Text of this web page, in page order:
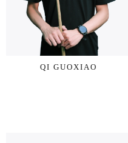
QI GUOXIAO